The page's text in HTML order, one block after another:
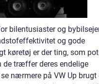
bilentusiaster og
og gode
køretøj er der ting, som
træffer deres endelige
nærmere på VW Up brugt